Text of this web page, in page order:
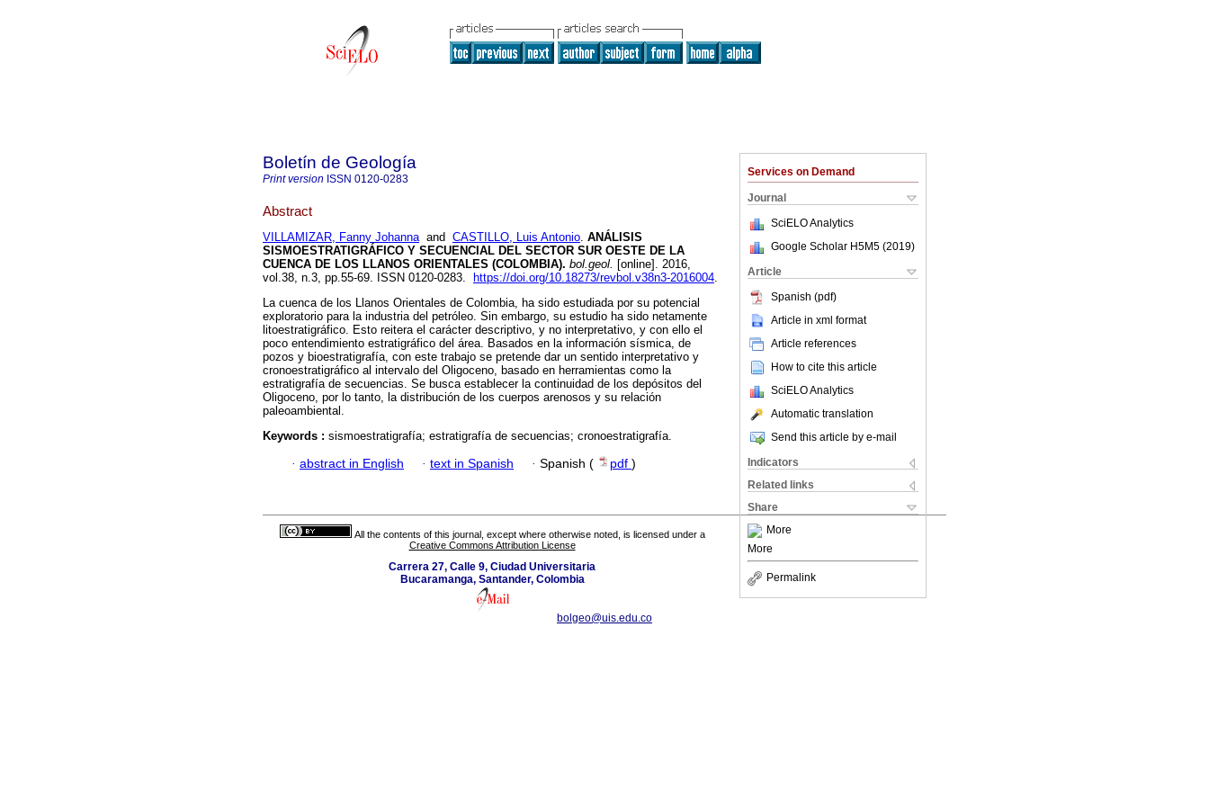
Services on Demand
Journal
SciELO Analytics
Google Scholar H5M5 (2019)
Article
Spanish (pdf)
Article in xml format
Article references
How to cite this article
SciELO Analytics
Automatic translation
Send this article by e-mail
Indicators
Related links
Share
More
More
Permalink
Boletín de Geología
Print version ISSN 0120-0283
Abstract
VILLAMIZAR, Fanny Johannaand CASTILLO, Luis Antonio. ANÁLISIS
SISMOESTRATIGRÁFICO Y SECUENCIAL DEL SECTOR SUR OESTE DE LA
CUENCA DE LOS LLANOS ORIENTALES (COLOMBIA). bol.geol. [online]. 2016,
vol.38, n.3, pp.55-69. ISSN 0120-0283.
https://doi.org/10.18273/revbol.v38n3-2016004.
La cuenca de los Llanos Orientales de Colombia, ha sido estudiada por su potencial
exploratorio para la industria del petróleo. Sin embargo, su estudio ha sido netamente
litoestratigráfico. Esto reitera el carácter descriptivo, y no interpretativo, y con ello el
poco entendimiento estratigráfico del área. Basados en la información sísmica, de
pozos y bioestratigrafía, con este trabajo se pretende dar un sentido interpretativo y
cronoestratigráfico al intervalo del Oligoceno, basado en herramientas como la
estratigrafía de secuencias. Se busca establecer la continuidad de los depósitos del
Oligoceno, por lo tanto, la distribución de los cuerpos arenosos y su relación
paleoambiental.
Keywords : sismoestratigrafía; estratigrafía de secuencias; cronoestratigrafía.
· abstract in English · text in Spanish · Spanish ( pdf )
All the contents of this journal, except where otherwise noted, is licensed under a
Creative Commons Attribution License
Carrera 27, Calle 9, Ciudad Universitaria
Bucaramanga, Santander, Colombia
bolgeo@uis.edu.co